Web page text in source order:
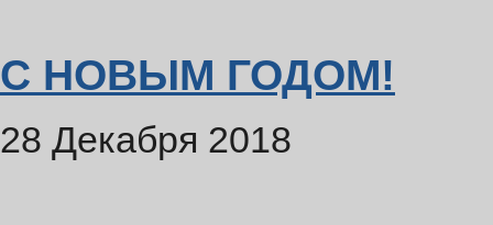
С НОВЫМ ГОДОМ!
28 Декабря 2018